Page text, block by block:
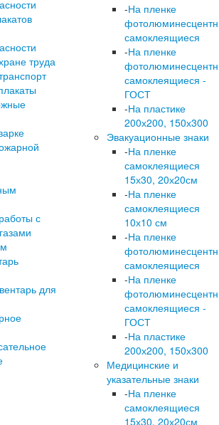
труда
с
для
-На пленке
самоклеящиеся
-На пленке
самоклеящиеся -
ГОСТ
-На пластике
200х200, 150х300
Эвакуационные знаки
-На пленке
самоклеящиеся
15х30, 20х20см
-На пленке
самоклеящиеся
10х10 см
-На пленке
самоклеящиеся
-На пленке
самоклеящиеся -
ГОСТ
-На пластике
200х200, 150х300
Медицинские и
указательные знаки
-На пленке
самоклеящиеся
15х30, 20х20см